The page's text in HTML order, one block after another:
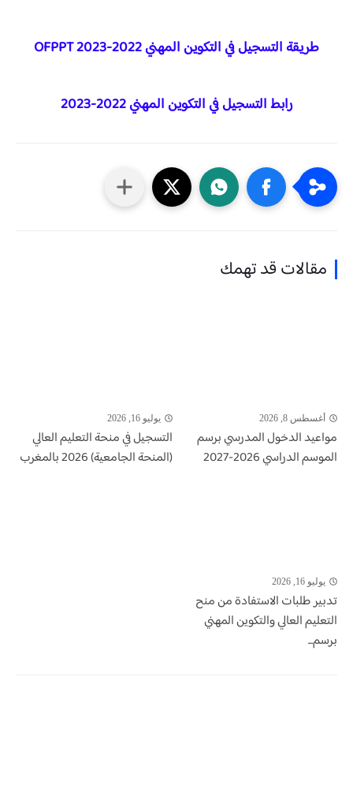
طريقة التسجيل في التكوين المهني 2022-2023 OFPPT
رابط التسجيل في التكوين المهني 2022-2023
مقالات قد تهمك
أغسطس 8, 2026
مواعيد الدخول المدرسي برسم
الموسم الدراسي 2026-2027
يوليو 16, 2026
التسجيل في منحة التعليم العالي
(المنحة الجامعية) 2026 بالمغرب
يوليو 16, 2026
تدبير طلبات الاستفادة من منح
التعليم العالي والتكوين المهني
برسم...